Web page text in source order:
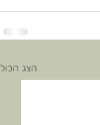
הצג הכול